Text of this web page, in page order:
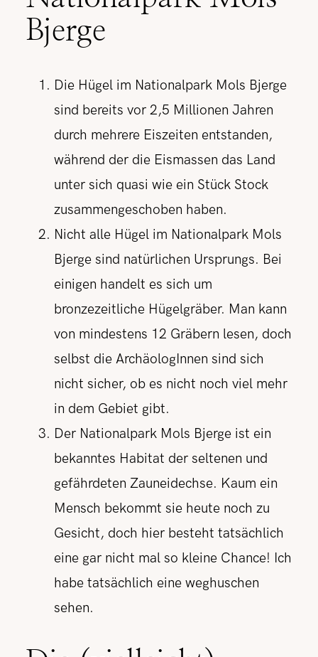
Bjerge
Die Hügel im Nationalpark Mols Bjerge
sind bereits vor 2,5 Millionen Jahren
durch mehrere Eiszeiten entstanden,
während der die Eismassen das Land
unter sich quasi wie ein Stück Stock
zusammengeschoben haben.
Nicht alle Hügel im Nationalpark Mols
Bjerge sind natürlichen Ursprungs. Bei
einigen handelt es sich um
bronzezeitliche Hügelgräber. Man kann
von mindestens 12 Gräbern lesen, doch
selbst die ArchäologInnen sind sich
nicht sicher, ob es nicht noch viel mehr
in dem Gebiet gibt.
Der Nationalpark Mols Bjerge ist ein
bekanntes Habitat der seltenen und
gefährdeten Zauneidechse. Kaum ein
Mensch bekommt sie heute noch zu
Gesicht, doch hier besteht tatsächlich
eine gar nicht mal so kleine Chance! Ich
habe tatsächlich eine weghuschen
sehen.